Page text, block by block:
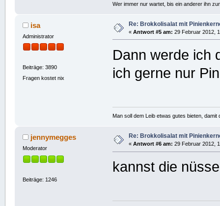
Wer immer nur wartet, bis ein anderer ihn
isa
Administrator
Beiträge: 3890
Fragen kostet nix
Re: Brokkolisalat mit
« Antwort #5 am: 29 Februar 2012,
Dann werde ich
ich gerne nur
Man soll dem Leib etwas gutes bieten,
jennymegges
Moderator
Beiträge: 1246
Re: Brokkolisalat mit
« Antwort #6 am: 29 Februar 2012,
kannst die